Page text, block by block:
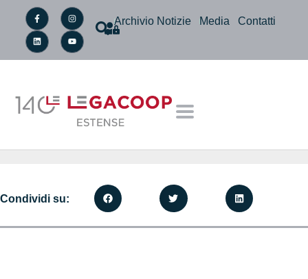
Archivio Notizie Media Contatti
Condividi su: